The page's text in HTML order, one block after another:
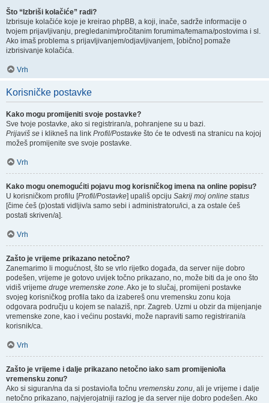
Što “Izbriši kolačiće” radi?
Izbrisuje kolačiće koje je kreirao phpBB, a koji, inače, sadrže informacije o
tvojem prijavljivanju, pregledanim/pročitanim forumima/temama/postovima i sl.
Ako imaš problema s prijavljivanjem/odjavljivanjem, [obično] pomaže
izbrisivanje kolačića.
Vrh
Korisničke postavke
Kako mogu promijeniti svoje postavke?
Sve tvoje postavke, ako si registriran/a, pohranjene su u bazi.
Prijaviš se i klikneš na link Profil/Postavke što će te odvesti na stranicu na kojoj
možeš promijenite sve svoje postavke.
Vrh
Kako mogu onemogućiti pojavu mog korisničkog imena na online popisu?
U korisničkom profilu [Profil/Postavke] upališ opciju Sakrij moj online status
[čime ćeš (p)ostati vidljiv/a samo sebi i administratoru/ici, a za ostale ćeš
postati skriven/a].
Vrh
Zašto je vrijeme prikazano netočno?
Zanemarimo li mogućnost, što se vrlo rijetko događa, da server nije dobro
podešen, vrijeme je gotovo uvijek točno prikazano, no, može biti da je ono što
vidiš vrijeme druge vremenske zone. Ako je to slučaj, promijeni postavke
svojeg korisničkog profila tako da izabereš onu vremensku zonu koja
odgovara području u kojem se nalaziš, npr. Zagreb. Uzmi u obzir da mijenjanje
vremenske zone, kao i većinu postavki, može napraviti samo registrirani/a
korisnik/ca.
Vrh
Zašto je vrijeme i dalje prikazano netočno iako sam promijenio/la
vremensku zonu?
Ako si siguran/na da si postavio/la točnu vremensku zonu, ali je vrijeme i dalje
netočno prikazano, najvjerojatniji razlog je da server nije dobro podešen. Ako